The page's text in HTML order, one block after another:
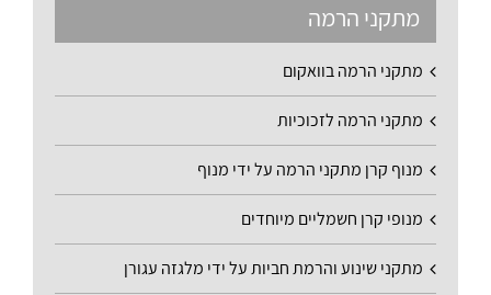
מתקני הרמה
מתקני הרמה בוואקום
מתקני הרמה לזכוכיות
מנוף קרן מתקני הרמה על ידי מנוף
מנופי קרן חשמליים מיוחדים
מתקני שינוע והרמת חביות על ידי מלגזה עגורן